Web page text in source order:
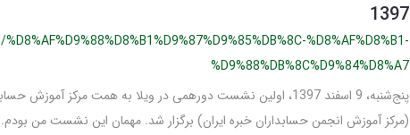
1397
/%D8%AF%D9%88%D8%B1%D9%87%D9%85%DB%8C-%D8%AF%D8%B1-
%D9%88%DB%8C%D9%84%D8%A7
پنج‌شنبه، 9 اسفند 1397، اولین نشست دورهمی در ویلا به همت مرکز آموزش
(مرکز آموزش انجمن حسابداران خبره ایران) برگزار شد. مهمان این نشست من بودم.